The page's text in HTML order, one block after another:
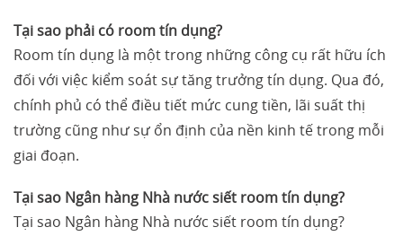
Tại sao phải có room tín dụng?
Room tín dụng là một trong những công cụ rất hữu ích
đối với việc kiểm soát sự tăng trưởng tín dụng. Qua đó,
chính phủ có thể điều tiết mức cung tiền, lãi suất thị
trường cũng như sự ổn định của nền kinh tế trong mỗi
giai đoạn.
Tại sao Ngân hàng Nhà nước siết room tín dụng?
Tại sao Ngân hàng Nhà nước siết room tín dụng?